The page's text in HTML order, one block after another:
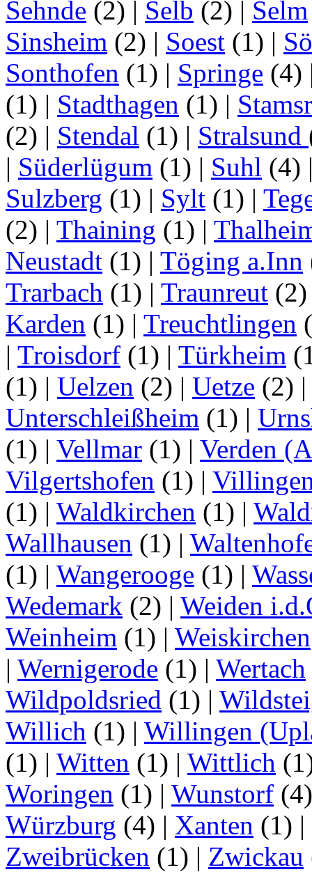
Sehnde (2) | Selb (2) | Selm
Sinsheim (2) | Soest (1) |
Sonthofen (1) | Springe (4)
(1) | Stadthagen (1) |
(2) | Stendal (1) | Stralsund
| Süderlügum (1) | Suhl (4)
Sulzberg (1) | Sylt (1) |
(2) | Thaining (1) |
Neustadt (1) | Töging a.Inn
Trarbach (1) | Traunreut
Karden (1) | Treuchtlingen
| Troisdorf (1) | Türkheim
(1) | Uelzen (2) | Uetze (2)
Unterschleißheim (1) |
(1) | Vellmar (1) | Verden
Vilgertshofen (1) |
(1) | Waldkirchen (1) |
Wallhausen (1) |
(1) | Wangerooge (1) |
Wedemark (2) | Weiden
Weinheim (1) | Weiskirchen
| Wernigerode (1) | Wertach
Wildpoldsried (1) |
Willich (1) | Willingen
(1) | Witten (1) | Wittlich
Woringen (1) | Wunstorf
Würzburg (4) | Xanten (1) |
Zweibrücken (1) | Zwickau